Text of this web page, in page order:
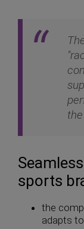
sports
the
adapts